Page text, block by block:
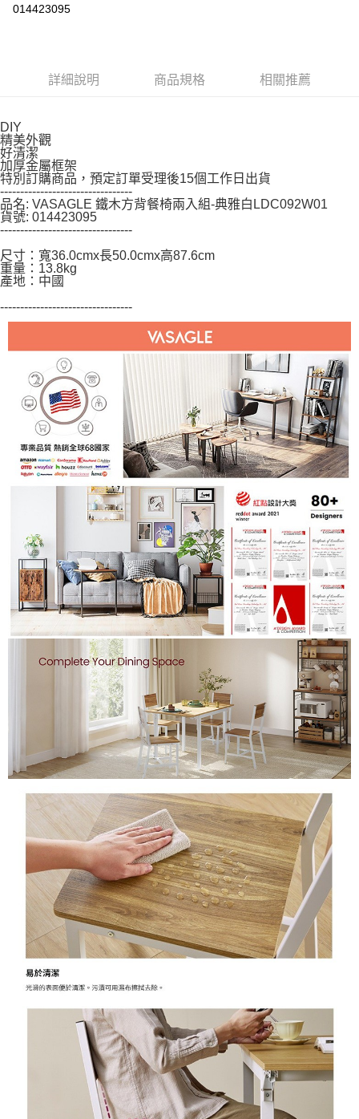
易，需依本服務之必要範圍內提供個人資料，並將交易相關給付款項請求債
３．未成年的使用者請事先徵得法定代理人或監護人之同意方可使用
「AFTEE先享後付」，若未經同意申辦者引起之損失，本公司不負相關責
時審查核予不同之上限額度；若仍有額度不足之情形，本公司將視審查結果
請求用戶進行身份認證。
５．嚴禁一人註冊多個帳號或使用他人資訊註冊。若發現惡意使用之情形，
恩沛科技股份有限公司將有權停止該用戶之使用額度並採取法律行動。
014423095
詳細說明 商品規格 相關推薦
DIY
精美外觀
好清潔
加厚金屬框架
特別訂購商品，預定訂單受理後15個工作日出貨
---------------------------------
品名: VASAGLE 鐵木方背餐椅兩入組-典雅白LDC092W01
貨號: 014423095
---------------------------------
尺寸：寬36.0cmx長50.0cmx高87.6cm
重量：13.8kg
產地：中國
---------------------------------